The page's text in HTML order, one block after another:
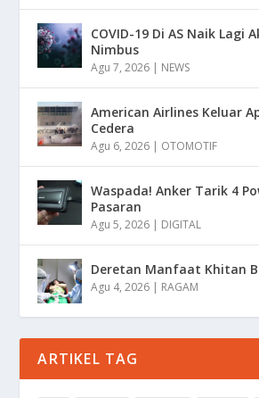
COVID-19 Di AS Naik Lagi
Nimbus
Agu 7, 2026 | NEWS
American Airlines Keluar
Cedera
Agu 6, 2026 | OTOMOTIF
Waspada! Anker Tarik 4
Pasaran
Agu 5, 2026 | DIGITAL
Deretan Manfaat Khitan
Agu 4, 2026 | RAGAM
ARTIKEL TAG